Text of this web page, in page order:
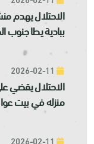
الاحتلال يهدم
ببادية يطا جنوب
الاحتلال يقضي
منزله في بيت